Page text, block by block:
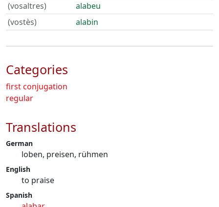
(vosaltres)
alabeu
(vostès)
alabin
Categories
first conjugation
regular
Translations
German
loben, preisen, rühmen
English
to praise
Spanish